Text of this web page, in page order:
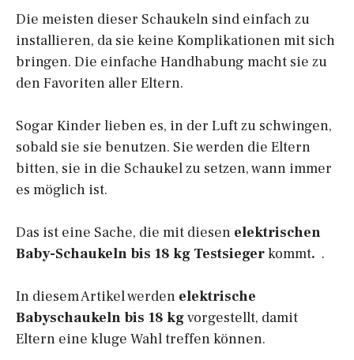
Die meisten dieser Schaukeln sind einfach zu
installieren, da sie keine Komplikationen mit sich
bringen. Die einfache Handhabung macht sie zu
den Favoriten aller Eltern.
Sogar Kinder lieben es, in der Luft zu schwingen,
sobald sie sie benutzen. Sie werden die Eltern
bitten, sie in die Schaukel zu setzen, wann immer
es möglich ist.
Das ist eine Sache, die mit diesen elektrischen
Baby-Schaukeln bis 18 kg Testsiegerkommt. .
In diesem Artikel werden elektrische
Babyschaukeln bis 18 kgvorgestellt, damit
Eltern eine kluge Wahl treffen können.